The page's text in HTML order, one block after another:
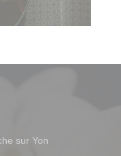
sur Yon